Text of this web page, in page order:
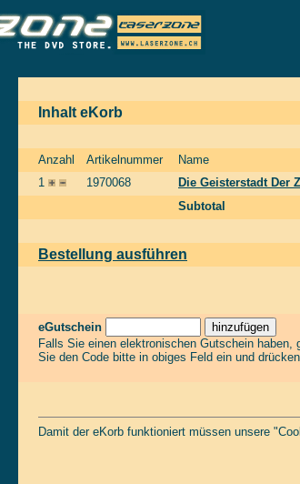
Inhalt eKorb
Anzahl Artikelnummer Name
1
1970068 Die Geisterstadt Der
Subtotal
Bestellung ausführen
eGutschein
Falls Sie einen elektronischen Gutschein haben,
Sie den Code bitte in obiges Feld ein und
Damit der eKorb funktioniert müssen unsere